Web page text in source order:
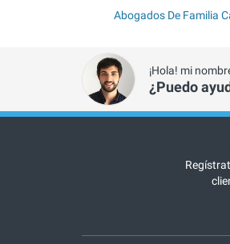
Abogados De Familia
¡Hola! mi
¿Puedo